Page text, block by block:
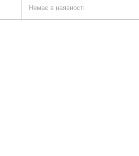
Немає в наявності